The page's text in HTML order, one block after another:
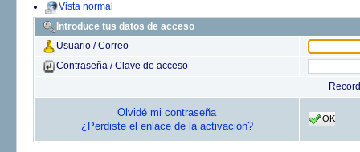
Vista normal
Introduce tus datos de acceso
Usuario / Correo
Contraseña / Clave de acceso
Olvidé mi contraseña
¿Perdiste el enlace de la activación?
OK